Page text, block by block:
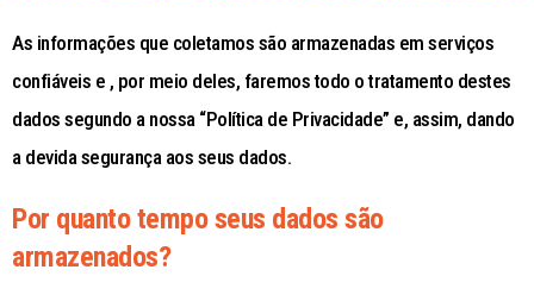
As informações que coletamos são armazenadas em serviços
confiáveis e , por meio deles, faremos todo o tratamento destes
dados segundo a nossa “Política de Privacidade” e, assim, dando
a devida segurança aos seus dados.
Por quanto tempo seus dados são
armazenados?